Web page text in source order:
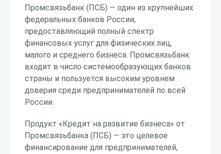
Промсвязьбанк (ПСБ) — один из крупнейших
федеральных банков России,
предоставляющий полный спектр
финансовых услуг для физических лиц,
малого и среднего бизнеса. Промсвязьбанк
входит в число системообразующих банков
страны и пользуется высоким уровнем
доверия среди предпринимателей по всей
России.
Продукт «Кредит на развитие бизнеса» от
Промсвязьбанка (ПСБ) — это целевое
финансирование для предпринимателей,